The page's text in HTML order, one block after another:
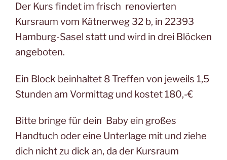
Der Kurs findet im frisch renovierten
Kursraum vom Kätnerweg 32 b, in 22393
Hamburg-Sasel statt und wird in drei Blöcken
angeboten.
Ein Block beinhaltet 8 Treffen von jeweils 1,5
Stunden am Vormittag und kostet 180,-€
Bitte bringe für dein Baby ein großes
Handtuch oder eine Unterlage mit und ziehe
dich nicht zu dick an, da der Kursraum